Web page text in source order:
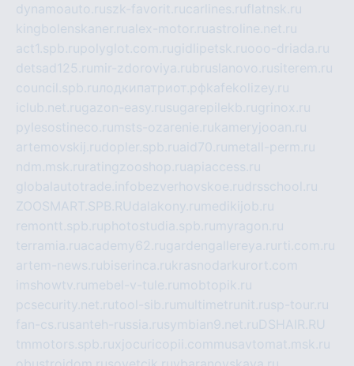
dynamoauto.ruszk-favorit.rucarlines.ruflatnsk.ru
kingbolenskaner.rualex-motor.ruastroline.net.ru
act1.spb.rupolyglot.com.rugidlipetsk.ruooo-driada.ru
detsad125.ru mir-zdoroviya.rubruslanovo.rusiterem.ru
council.spb.ruлодкипатриот.рфkafekolizey.ru
iclub.net.rugazon-easy.rusugarepilekb.rugrinox.ru
pylesostineco.ru msts-ozarenie.rukameryjooan.ru
artemovskij.rudopler.spb.ruaid70.ru metall-perm.ru
ndm.msk.ru ratingzooshop.ruapiaccess.ru
globalautotrade.info bezverhovskoe.rudrsschool.ru
ZOOSMART.SPB.RUdalakony.ru medikijob.ru
remontt.spb.ruphotostudia.spb.ru myragon.ru
terramia.ruacademy62.rugardengallereya.ru rti.com.ru
artem-news.rubiserinca.rukrasnodarkurort.com
imshowtv.ru mebel-v-tule.ru mobtopik.ru
pcsecurity.net.rutool-sib.ru multimetrunit.rusp-tour.ru
fan-cs.rusanteh-russia.rusymbian9.net.ruDSHAIR.RU
tmmotors.spb.ruxjocuricopii.com musavtomat.msk.ru